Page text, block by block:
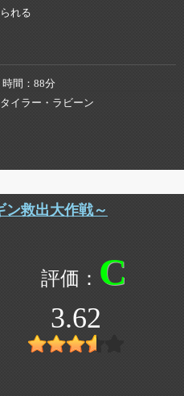
れる
時間
88分
タイラー・ラビーン
ン救出大作戦～
C
3.62